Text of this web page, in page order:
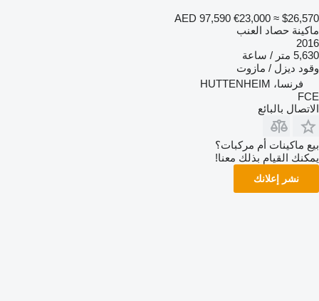
AED 97,590 €23,000 ≈ $26,570
ماكينة حصاد العنب
2016
5,630 متر / ساعة
وقود ديزل / مازوت
فرنسا، HUTTENHEIM
FCE
الاتصال بالبائع
بيع ماكينات أم مركبات؟
يمكنك القيام بذلك معنا!
نشر إعلانك